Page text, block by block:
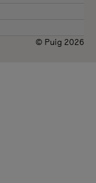
© Puig 2026